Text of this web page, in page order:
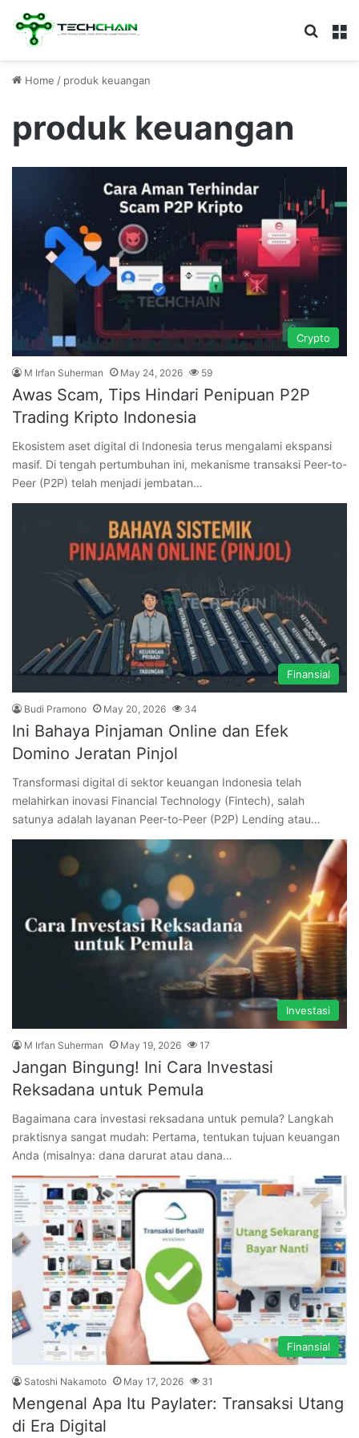
Home / produk keuangan
produk keuangan
Crypto
M Irfan Suherman May 24, 2026 59
Awas Scam, Tips Hindari Penipuan P2P
Trading Kripto Indonesia
Ekosistem aset digital di Indonesia terus mengalami ekspansi
masif. Di tengah pertumbuhan ini, mekanisme transaksi Peer-to-
Peer (P2P) telah menjadi jembatan…
Finansial
Budi Pramono May 20, 2026 34
Ini Bahaya Pinjaman Online dan Efek
Domino Jeratan Pinjol
Transformasi digital di sektor keuangan Indonesia telah
melahirkan inovasi Financial Technology (Fintech), salah
satunya adalah layanan Peer-to-Peer (P2P) Lending atau…
Investasi
M Irfan Suherman May 19, 2026 17
Jangan Bingung! Ini Cara Investasi
Reksadana untuk Pemula
Bagaimana cara investasi reksadana untuk pemula? Langkah
praktisnya sangat mudah: Pertama, tentukan tujuan keuangan
Anda (misalnya: dana darurat atau dana…
Finansial
Satoshi Nakamoto May 17, 2026 31
Mengenal Apa Itu Paylater: Transaksi Utang
di Era Digital